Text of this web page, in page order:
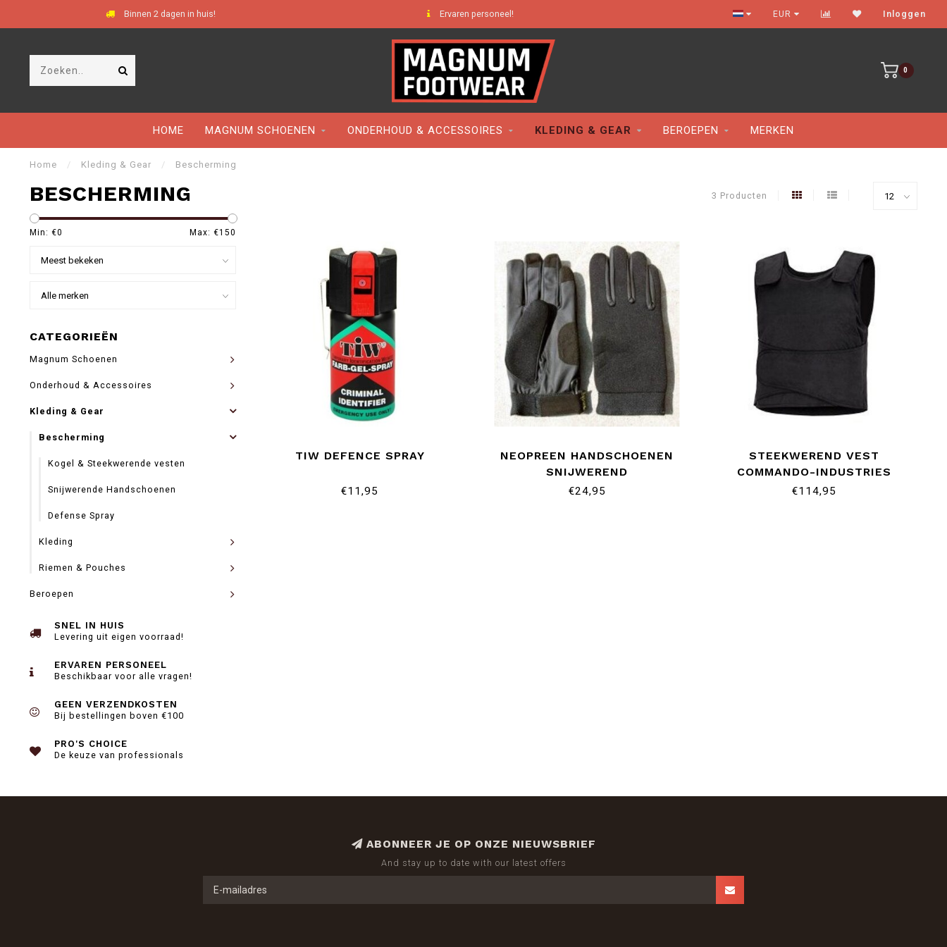
Binnen 2 dagen in huis! Ervaren personeel! Gratis verzenden vanaf €100
EUR Inloggen
0
HOME MAGNUM SCHOENEN ONDERHOUD & ACCESSOIRES KLEDING & GEAR BEROEPEN MERKEN
Home / Kleding & Gear / Bescherming
BESCHERMING 3 Producten
Min: €0 Max: €150
CATEGORIEËN
Magnum Schoenen
Onderhoud & Accessoires
Kleding & Gear
Bescherming
Kogel & Steekwerende vesten
Snijwerende Handschoenen
Defense Spray
Kleding
Riemen & Pouches
Beroepen
SNEL IN HUIS
Levering uit eigen voorraad!
ERVAREN PERSONEEL
Beschikbaar voor alle vragen!
GEEN VERZENDKOSTEN
Bij bestellingen boven €100
PRO'S CHOICE
De keuze van professionals
TIW DEFENCE SPRAY
€11,95
NEOPREEN HANDSCHOENEN
SNIJWEREND
€24,95
STEEKWEREND VEST
COMMANDO-INDUSTRIES
€114,95
ABONNEER JE OP ONZE NIEUWSBRIEF
And stay up to date with our latest offers